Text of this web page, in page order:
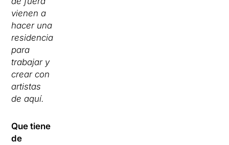
vienen a
hacer una
residencia
para
trabajar y
crear con
artistas
de aquí.
Que tiene
de